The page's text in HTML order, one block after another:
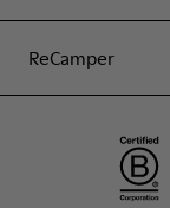
ReCamper